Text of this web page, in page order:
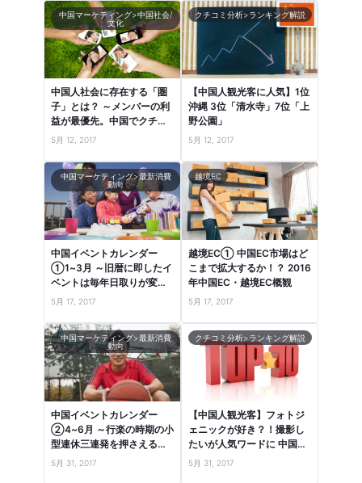
中国マーケティング>中国社会/
文化
中国人社会に存在する「圏
子」とは？ ～メンバーの利
益が最優先。中国でクチコ
ミが共有される社会的背景
5月 12, 2017
クチコミ分析>ランキング解説
【中国人観光客に人気】1位
沖縄 3位「清水寺」7位「上
野公園」
5月 12, 2017
中国マーケティング>最新消費
動向
中国イベントカレンダー
①1~3月 ～旧暦に即したイ
ベントは毎年日取りが変わ
るので注意！～
5月 17, 2017
越境EC
越境EC① 中国EC市場はど
こまで拡大するか！？ 2016
年中国EC・越境EC概観
5月 17, 2017
中国マーケティング>最新消費
動向
中国イベントカレンダー
②4~6月 ～行楽の時期の小
型連休三連発を押さえる！
～
5月 31, 2017
クチコミ分析>ランキング解説
【中国人観光客】フォトジ
ェニックが好き？！撮影し
たいが人気ワードに 中国口
コミランキングより
5月 31, 2017